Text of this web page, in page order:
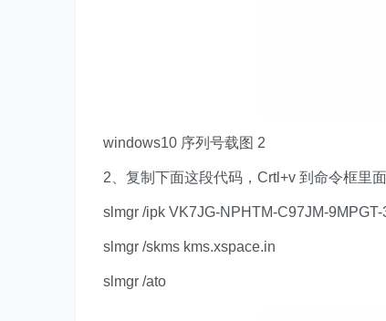
windows10 序列号载图 2
2、复制下面这段代码，Crtl+v 到命令框里
slmgr /ipk VK7JG-NPHTM-C97JM-
slmgr /skms kms.xspace.in
slmgr /ato